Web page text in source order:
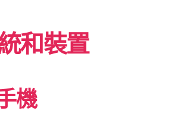
和裝置
機